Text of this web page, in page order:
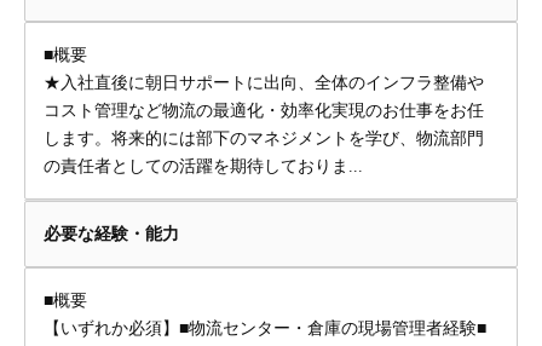
■概要
★入社直後に朝日サポートに出向、全体のインフラ整備や
コスト管理など物流の最適化・効率化実現のお仕事をお任
します。将来的には部下のマネジメントを学び、物流部門
の責任者としての活躍を期待しておりま...
必要な経験・能力
■概要
【いずれか必須】■物流センター・倉庫の現場管理者経験■